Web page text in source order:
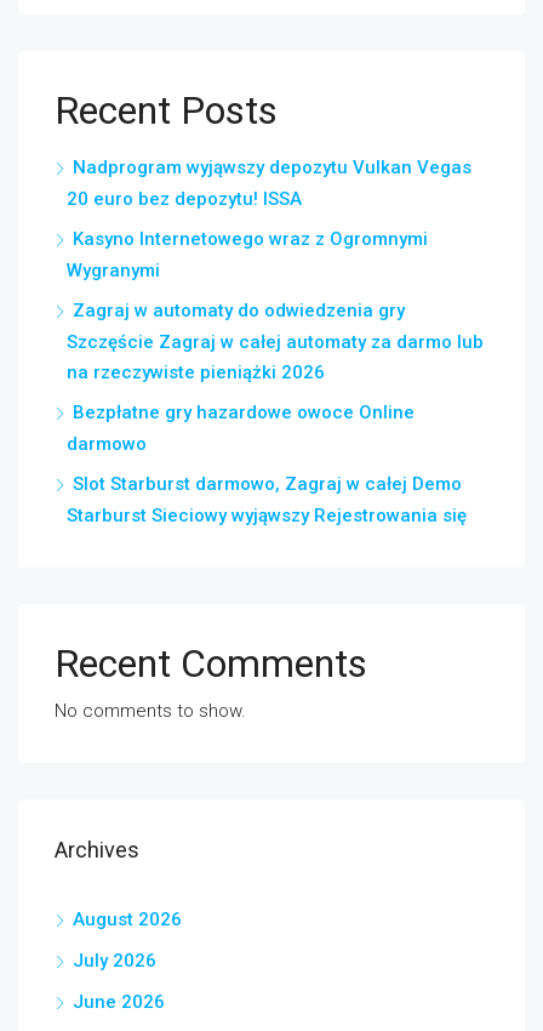
Recent Posts
Nadprogram wyjąwszy depozytu Vulkan Vegas
20 euro bez depozytu! ISSA
Kasyno Internetowego wraz z Ogromnymi
Wygranymi
Zagraj w automaty do odwiedzenia gry
Szczęście Zagraj w całej automaty za darmo lub
na rzeczywiste pieniążki 2026
Bezpłatne gry hazardowe owoce Online
darmowo
Slot Starburst darmowo, Zagraj w całej Demo
Starburst Sieciowy wyjąwszy Rejestrowania się
Recent Comments
No comments to show.
Archives
August 2026
July 2026
June 2026